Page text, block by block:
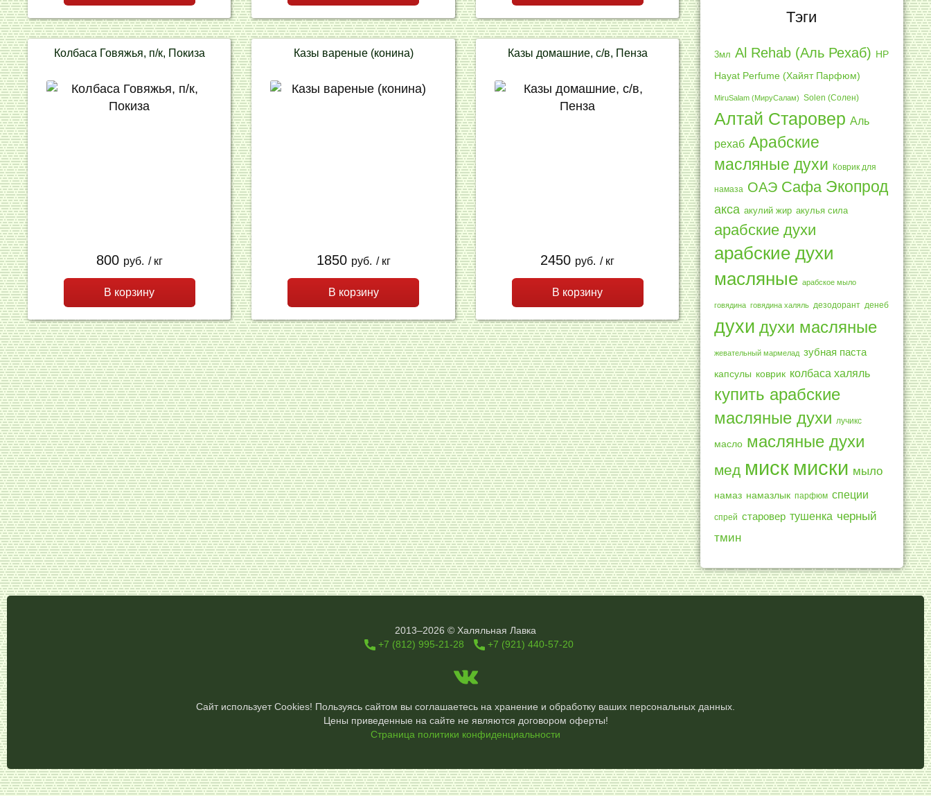
Колбаса Говяжья, п/к, Покиза
800 руб. / кг
В корзину
Казы вареные (конина)
1850 руб. / кг
В корзину
Казы домашние, с/в, Пенза
2450 руб. / кг
В корзину
Тэги
3мл Al Rehab (Аль Рехаб) HP
Hayat Perfume (Хайят Парфюм)
MiruSalam (МируСалам) Solen (Солен)
Алтай Старовер Аль
рехаб Арабские
масляные духи
Коврик для
намаза ОАЭ Сафа Экопрод
акса акулий жир акулья сила
арабские духи
арабские духи
масляные арабское мыло
говядина говядина халяль дезодорант денеб
духи духи масляные
жевательный мармелад зубная паста
капсулы коврик колбаса халяль
купить арабские
масляные духи лучикс
масло масляные духи
мед миск миски мыло
намаз намазлык парфюм специи
спрей старовер тушенка черный
тмин
2013–2026 © Халяльная Лавка
+7 (812) 995-21-28
+7 (921) 440-57-20
Сайт использует Cookies! Пользуясь сайтом вы соглашаетесь на хранение и обработку ваших персональных данных.
Цены приведенные на сайте не являются договором оферты!
Страница политики конфиденциальности